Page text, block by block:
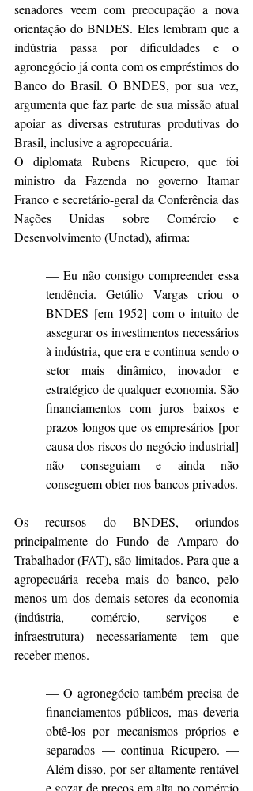
senadores veem com preocupação a nova
orientação do BNDES. Eles lembram que a
indústria passa por dificuldades e o
agronegócio já conta com os empréstimos do
Banco do Brasil. O BNDES, por sua vez,
argumenta que faz parte de sua missão atual
apoiar as diversas estruturas produtivas do
Brasil, inclusive a agropecuária.
O diplomata Rubens Ricupero, que foi
ministro da Fazenda no governo Itamar
Franco e secretário-geral da Conferência das
Nações Unidas sobre Comércio e
Desenvolvimento (Unctad), afirma:
— Eu não consigo compreender essa
tendência. Getúlio Vargas criou o
BNDES [em 1952] com o intuito de
assegurar os investimentos necessários
à indústria, que era e continua sendo o
setor mais dinâmico, inovador e
estratégico de qualquer economia. São
financiamentos com juros baixos e
prazos longos que os empresários [por
causa dos riscos do negócio industrial]
não conseguiam e ainda não
conseguem obter nos bancos privados.
Os recursos do BNDES, oriundos
principalmente do Fundo de Amparo do
Trabalhador (FAT), são limitados. Para que a
agropecuária receba mais do banco, pelo
menos um dos demais setores da economia
(indústria, comércio, serviços e
infraestrutura) necessariamente tem que
receber menos.
— O agronegócio também precisa de
financiamentos públicos, mas deveria
obtê-los por mecanismos próprios e
separados — continua Ricupero. —
Além disso, por ser altamente rentável
e gozar de preços em alta no comércio